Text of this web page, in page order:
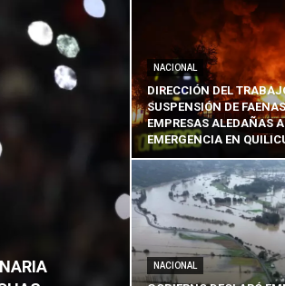
NACIONAL
DIRECCIÓN DEL
SUSPENSIÓN DE
EMPRESAS ALEDAÑAS
EMERGENCIA EN
NACIONAL